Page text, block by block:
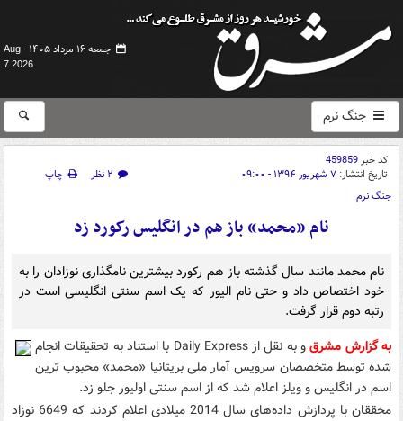
جمعه ۱۶ مرداد ۱۴۰۵ -
Aug
7 2026
جنگ نرم
کد خبر459859
تاریخ انتشار: ۷ شهریور ۱۳۹۴ - ۰۹:۰۰ ۲ نظر
چاپ
جنگ نرم
نام «محمد» باز هم در انگلیس رکورد زد
نام محمد مانند سال گذشته باز هم رکورد بیشترین نامگذاری نوزادان را به
خود اختصاص داد و حتی نام الیور که یک اسم سنتی انگلیسی است در
رتبه دوم قرار گرفت.
به گزارش مشرق
و به نقل از Daily Express با استناد به تحقیقات انجام
شده توسط متخصصان سرویس آمار ملی بریتانیا «محمد» محبوب ترین
اسم در انگلیس و ویلز اعلام شد که از اسم سنتی اولیور جلو زد.
محققان با پردازش داده‌های سال 2014 میلادی اعلام کردند که 6649 نوزاد